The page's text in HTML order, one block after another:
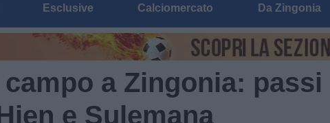
Esclusive Calciomercato Da Zingonia
a Zingonia: passi
e Sulemana